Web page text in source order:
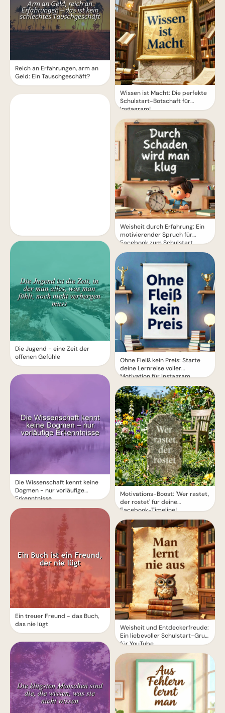
Reich an Erfahrungen, arm an
Geld: Ein Tauschgeschäft?
Die Jugend - eine Zeit der
offenen Gefühle
Die Wissenschaft kennt keine
Dogmen - nur vorläufige
Erkenntnisse
Ein treuer Freund - das Buch,
das nie lügt
Wissen ist Macht: Die perfekte
Schulstart-Botschaft für
Instagram!
Weisheit durch Erfahrung: Ein
motivierender Spruch für
Facebook zum Schulstart.
Ohne Fleiß kein Preis: Starte
deine Lernreise voller
Motivation für Instagram
Motivations-Boost: 'Wer rastet,
der rostet' für deine
Facebook-Timeline!
Weisheit und Entdeckerfreude:
Ein liebevoller Schulstart-Gruß
für YouTube